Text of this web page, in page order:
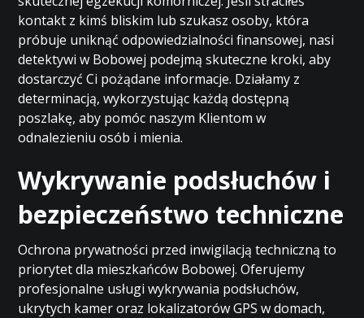
kontakt z kimś bliskim lub szukasz osoby, która
próbuje uniknąć odpowiedzialności finansowej, nasi
detektywi w Bobowej podejmą skuteczne kroki, aby
dostarczyć Ci pożądane informacje. Działamy z
determinacją, wykorzystując każdą dostępną
poszlakę, aby pomóc naszym Klientom w
odnalezieniu osób i mienia.
Wykrywanie podsłuchów i
bezpieczeństwo techniczne
Ochrona prywatności przed inwigilacją techniczną to
priorytet dla mieszkańców Bobowej. Oferujemy
profesjonalne usługi wykrywania podsłuchów,
ukrytych kamer oraz lokalizatorów GPS w domach,